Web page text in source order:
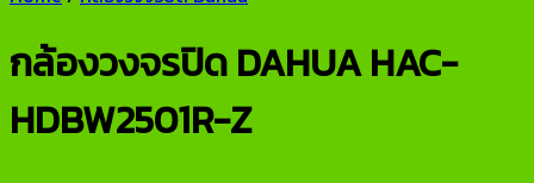
กล้องวงจรปิด DAHUA HAC-
HDBW2501R-Z